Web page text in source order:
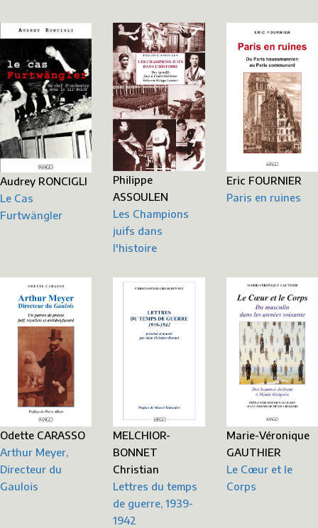
Audrey RONCIGLI
Le Cas
Furtwängler
Philippe
ASSOULEN
Les Champions
juifs dans
l'histoire
Eric FOURNIER
Paris en ruines
Odette CARASSO
Arthur Meyer,
Directeur du
Gaulois
MELCHIOR-
BONNET
Christian
Lettres du temps
de guerre, 1939-
1942
Marie-Véronique
GAUTHIER
Le Cœur et le
Corps